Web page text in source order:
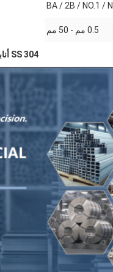
BA / 2B / NO.1 /
0.5 مم - 50 مم
304 SS أنابيب الفولاذ